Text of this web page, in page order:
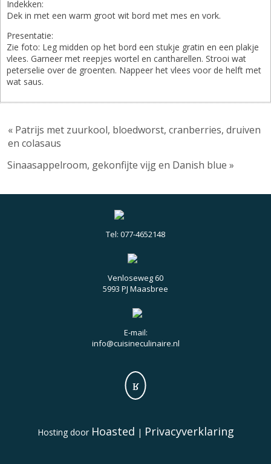
Indekken:
Dek in met een warm groot wit bord met mes en vork.
Presentatie:
Zie foto: Leg midden op het bord een stukje gratin en een plakje
vlees. Garneer met reepjes wortel en cantharellen. Strooi wat
peterselie over de groenten. Nappeer het vlees voor de helft met
wat saus.
« Patrijs met zuurkool, bloedworst, cranberries, druiven
en colasaus
Sinaasappelroom, gekonfijte vijg en Danish blue »
Tel: 077-4652148
Venloseweg 60
5993 PJ Maasbree
E-mail:
info@cuisineculinaire.nl
Hosting door Hoasted | Privacyverklaring